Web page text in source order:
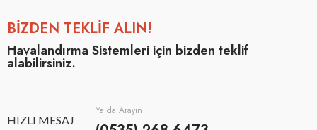
Accessories
Potenti parturient parturie
BİZDEN TEKLİF ALIN!
Havalandırma Sistemleri için bizden teklif
alabilirsiniz.
HIZLI MESAJ
Ya da Arayın